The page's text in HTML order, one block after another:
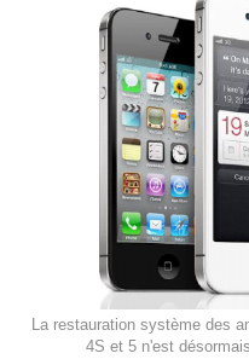
La restauration système des
4S et 5 n'est